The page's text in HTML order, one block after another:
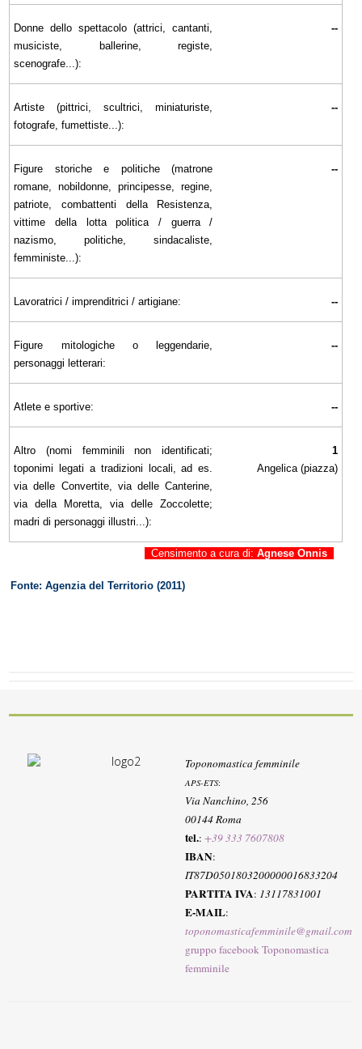
Donne dello spettacolo (attrici, cantanti,
musiciste, ballerine, registe,
scenografe...):
--
Artiste (pittrici, scultrici, miniaturiste,
fotografe, fumettiste...):
--
Figure storiche e politiche (matrone
romane, nobildonne, principesse, regine,
patriote, combattenti della Resistenza,
vittime della lotta politica / guerra /
nazismo, politiche, sindacaliste,
femministe...):
--
Lavoratrici / imprenditrici / artigiane: --
Figure mitologiche o leggendarie,
personaggi letterari:
--
Atlete e sportive: --
Altro (nomi femminili non identificati;
toponimi legati a tradizioni locali, ad es.
via delle Convertite, via delle Canterine,
via della Moretta, via delle Zoccolette;
madri di personaggi illustri...):
1
Angelica (piazza)
Censimento a cura di: Agnese Onnis
Fonte: Agenzia del Territorio (2011)
Toponomastica femminile
APS-ETS:
Via Nanchino, 256
00144 Roma
tel.:+39 333 7607808
IBAN:
IT87D0501803200000016833204
PARTITA IVA: 13117831001
E-MAIL:
toponomasticafemminile@gmail.com
gruppo facebook Toponomastica
femminile